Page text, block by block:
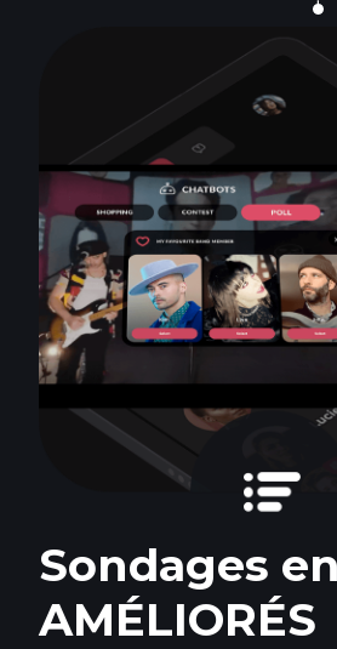
Sondages
AMÉLIORÉS